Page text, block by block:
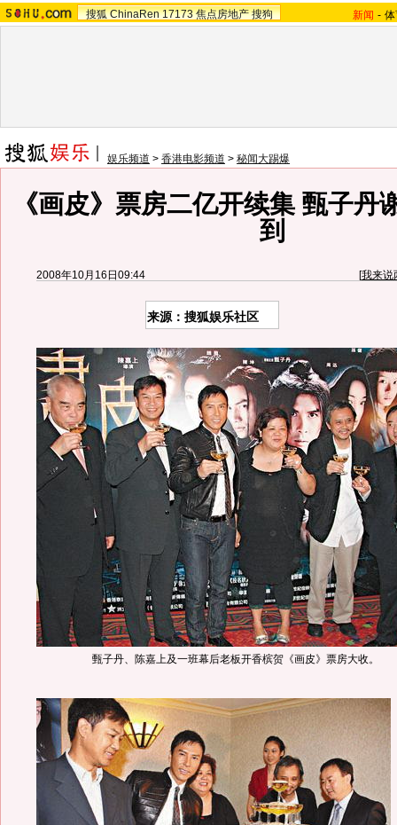
搜狐 ChinaRen 17173 焦点房地产 搜狗 新闻 -
娱乐频道 > 香港电影频道 > 秘闻大踢爆
《画皮》票房二亿开续集 甄子丹
到
2008年10月16日09:44 [我来说
来源：搜狐娱乐社区
甄子丹、陈嘉上及一班幕后老板开香槟贺《画皮》票房大收。